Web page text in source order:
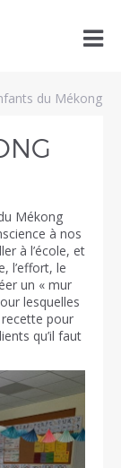

du Mékong
Mékong
à nos
à l’école, et
l’effort, le
un « mur
lesquelles
pour
qu’il faut